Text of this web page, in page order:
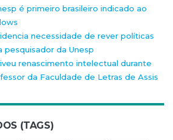
é primeiro brasileiro indicado ao
necessidade de rever políticas
pesquisador da Unesp
renascimento intelectual durante
da Faculdade de Letras de Assis
(TAGS)